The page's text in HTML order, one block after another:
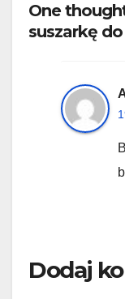
One
suszarkę
Dodaj